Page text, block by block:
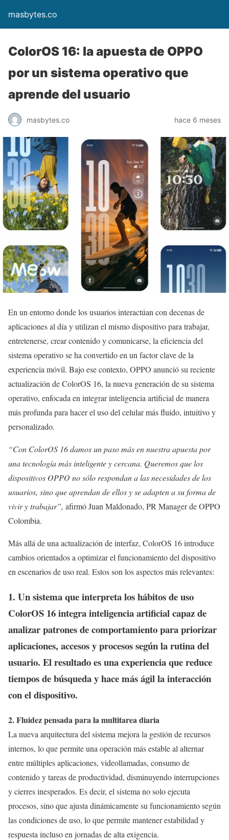
masbytes.co
ColorOS 16: la apuesta de OPPO
por un sistema operativo que
aprende del usuario
masbytes.co hace 6 meses
En un entorno donde los usuarios interactúan con decenas de
aplicaciones al día y utilizan el mismo dispositivo para trabajar,
entretenerse, crear contenido y comunicarse, la eficiencia del
sistema operativo se ha convertido en un factor clave de la
experiencia móvil. Bajo ese contexto, OPPO anunció su reciente
actualización de ColorOS 16, la nueva generación de su sistema
operativo, enfocada en integrar inteligencia artificial de manera
más profunda para hacer el uso del celular más fluido, intuitivo y
personalizado.
“Con ColorOS 16 damos un paso más en nuestra apuesta por
una tecnología más inteligente y cercana. Queremos que los
dispositivos OPPO no sólo respondan a las necesidades de los
usuarios, sino que aprendan de ellos y se adapten a su forma de
vivir y trabajar”, afirmó Juan Maldonado, PR Manager de OPPO
Colombia.
Más allá de una actualización de interfaz, ColorOS 16 introduce
cambios orientados a optimizar el funcionamiento del dispositivo
en escenarios de uso real. Estos son los aspectos más relevantes:
1. Un sistema que interpreta los hábitos de uso
ColorOS 16 integra inteligencia artificial capaz de
analizar patrones de comportamiento para priorizar
aplicaciones, accesos y procesos según la rutina del
usuario. El resultado es una experiencia que reduce
tiempos de búsqueda y hace más ágil la interacción
con el dispositivo.
2. Fluidez pensada para la multitarea diaria
La nueva arquitectura del sistema mejora la gestión de recursos
internos, lo que permite una operación más estable al alternar
entre múltiples aplicaciones, videollamadas, consumo de
contenido y tareas de productividad, disminuyendo interrupciones
y cierres inesperados. Es decir, el sistema no solo ejecuta
procesos, sino que ajusta dinámicamente su funcionamiento según
las condiciones de uso, lo que permite mantener estabilidad y
respuesta incluso en jornadas de alta exigencia.